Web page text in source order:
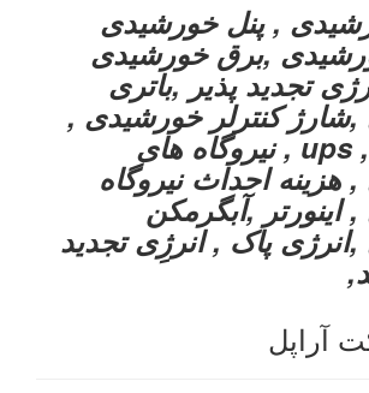
, پنل خورشیدی
,برق خورشیدی
تجدید پذیر ,باتری
کنترلر خورشیدی ,
یوپی اس , ups , نیروگاه های
احداث نیروگاه
,آبگرمکن
پاک , انرژِی تجدید
آراپل